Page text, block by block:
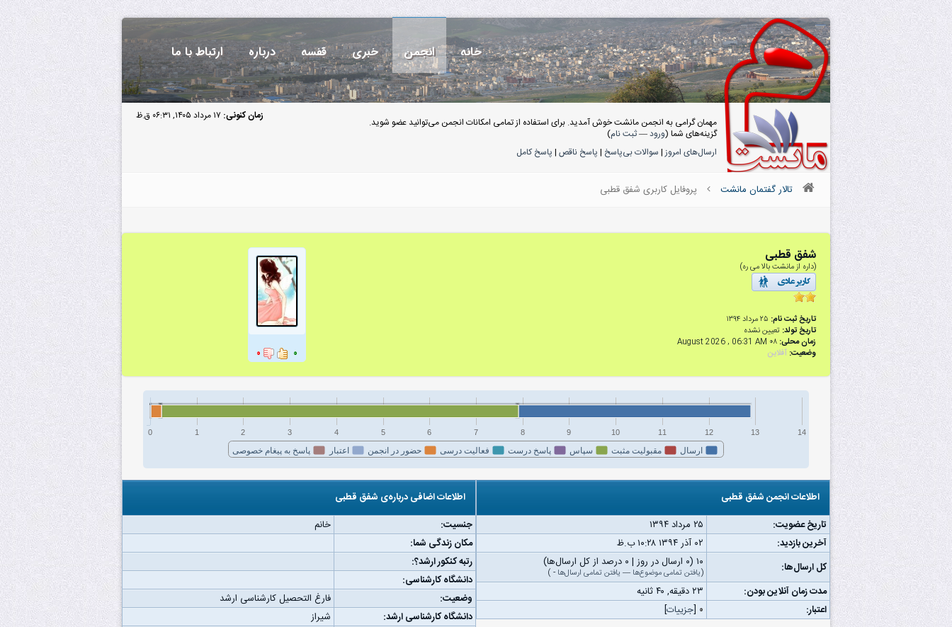
خانه انجمن خبری قفسه درباره ارتباط با ما
زمان کنونی: ۱۷ مرداد ۱۴۰۵, ۰۶:۳۱ ق.ظ
مهمان گرامی به انجمن مانشت خوش آمدید. برای استفاده از تمامی امکانات انجمن می‌توانید عضو شوید.
گزینه‌های شما (ورود—ثبت نام)
ارسال‌های امروز| سوالات بی‌پاسخ | پاسخ ناقص | پاسخ کامل
تالار گفتمان مانشت پروفایل کاربری شفق قطبی
شفق قطبی
(داره از مانشت بالا می ره)
تاریخ ثبت نام: ۲۵ مرداد ۱۳۹۴
تاریخ تولد: تعیین نشده
زمان محلی: ۰۸ August 2026 , 06:31 AM
وضعیت: آفلاین ۰ ۰
ارسال مقبولیت مثبت سپاس پاسخ درست فعالیت درسی حضور در انجمن اعتبار پاسخ به پیغام خصوصی
0 1 2 3 4 5 6 7 8 9 10 11 12 13 14
اطلاعات انجمن شفق قطبی
تاریخ عضویت:
۲۵ مرداد ۱۳۹۴
آخرین بازدید:
۰۲ آذر ۱۳۹۴ ۱۰:۲۸ ب.ظ
کل ارسال‌ها:
۱۰ (۰ ارسال در روز | ۰ درصد از کل ارسال‌ها)
(یافتن تمامی موضوع‌ها — یافتن تمامی ارسال‌ها -
)
مدت زمان آنلاین بودن:
۲۳ دقیقه, ۴۰ ثانیه
اعتبار:
۰ [جزییات]
اطلاعات اضافی درباره‌ی شفق قطبی
جنسیت:
خانم
مکان زندگی شما:
رتبه کنکور ارشد؟:
دانشگاه کارشناسی:
وضعیت:
فارغ التحصیل کارشناسی ارشد
دانشگاه کارشناسی ارشد:
شیراز